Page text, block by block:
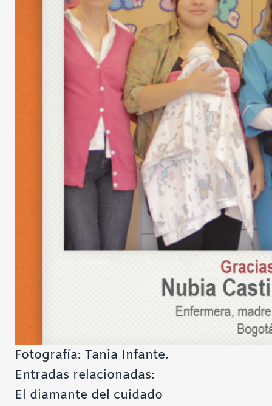
Fotografía: Tania Infante.
Entradas relacionadas:
El diamante del cuidado